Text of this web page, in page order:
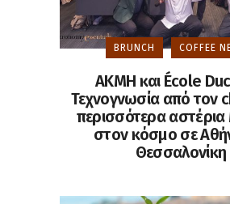
BRUNCH COFFEE
ΑΚΜΗ και École
Τεχνογνωσία από τον
περισσότερα
στον κόσμο σε
Θεσσαλονίκη